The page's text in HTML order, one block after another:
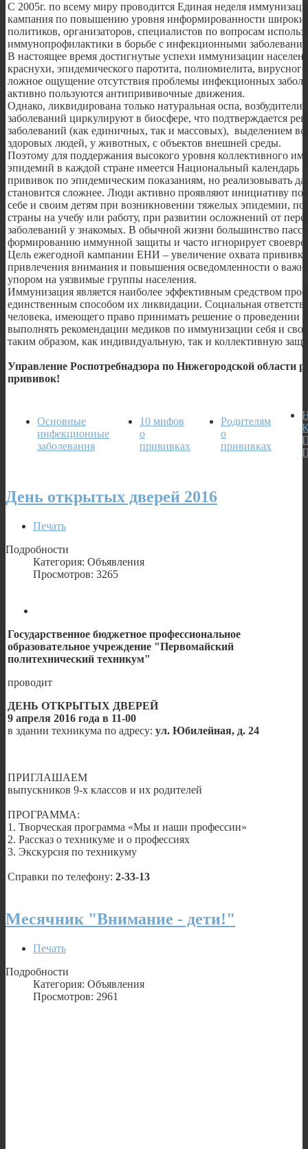
С 2005г. по всему миру проводится Единая неделя
кампания по повышению уровня информированности широких
политиков, организаторов, специалистов по вопросам
иммунопрофилактики в борьбе с инфекционными
В настоящее время достигнутые успехи иммунизации
краснухи, эпидемического паротита, полиомиелита,
ложное ощущение отсутствия проблемы инфекционных
активно пользуются антипрививочные движения.
Однако, ликвидирована только натуральная оспа,
заболеваний циркулируют в биосфере, что подтверждается
заболеваний (как единичных, так и массовых), выделением
здоровых людей, у животных, с объектов внешней среды.
Поэтому для поддержания высокого уровня коллективного
эпидемий в каждой стране имеется Национальный календарь
прививок по эпидемическим показаниям, но реализовывать
становится сложнее. Люди активно проявляют инициативу
себе и своим детям при возникновении тяжелых эпидемии,
страны на учебу или работу, при развитии осложнений от
заболеваний у знакомых. В обычной жизни большинство
формированию иммунной защиты и часто игнорирует
Цель ежегодной кампании ЕНИ – увеличение охвата
привлечения внимания и повышения осведомленности о
упором на уязвимые группы населения.
Иммунизация является наиболее эффективным средством
единственным способом их ликвидации. Социальная
человека, имеющего право принимать решение о проведении
выполнять рекомендации медиков по иммунизации себя и
таким образом, как индивидуальную, так и коллективную
Управление Роспотребнадзора по Нижегородской области
прививок!
Основные
инфекционные
заболевания
10 мифов
о
прививках
Родителям
о
прививках
День открытых дверей 2016
Печать
Подробности
Категория: Объявления
Просмотров: 3265
Государственное бюджетное профессиональное
образовательное учреждение "Первомайский
политехнический техникум"
проводит
ДЕНЬ ОТКРЫТЫХ ДВЕРЕЙ
9 апреля 2016 года в 11-00
в здании техникума по адресу: ул. Юбилейная, д. 24
ПРИГЛАШАЕМ
выпускников 9-х классов и их родителей
ПРОГРАММА:
1. Творческая программа «Мы и наши профессии»
2. Рассказ о техникуме и о профессиях
3. Экскурсия по техникуму
Справки по телефону: 2-33-13
Месячник "Внимание - дети!"
Печать
Подробности
Категория: Объявления
Просмотров: 2961